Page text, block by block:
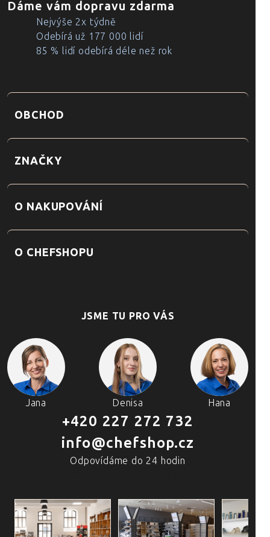
Dáme vám dopravu zdarma
Nejvýše 2x týdně
Odebírá už 177 000 lidí
85 % lidí odebírá déle než rok
OBCHOD
ZNAČKY
O NAKUPOVÁNÍ
O CHEFSHOPU
JSME TU PRO VÁS
Jana Denisa Hana
+420 227 272 732
info@chefshop.cz
Odpovídáme do 24 hodin